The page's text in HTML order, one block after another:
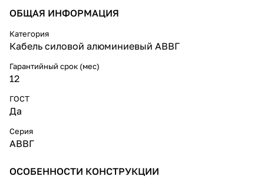
ОБЩАЯ ИНФОРМАЦИЯ
Категория
Кабель силовой алюминиевый АВВГ
Гарантийный срок (мес)
12
ГОСТ
Да
Серия
АВВГ
ОСОБЕННОСТИ КОНСТРУКЦИИ